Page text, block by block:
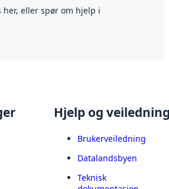
her, eller spør om hjelp i
Hjelp og
Brukerveiledning
Datalandsbyen
Teknisk